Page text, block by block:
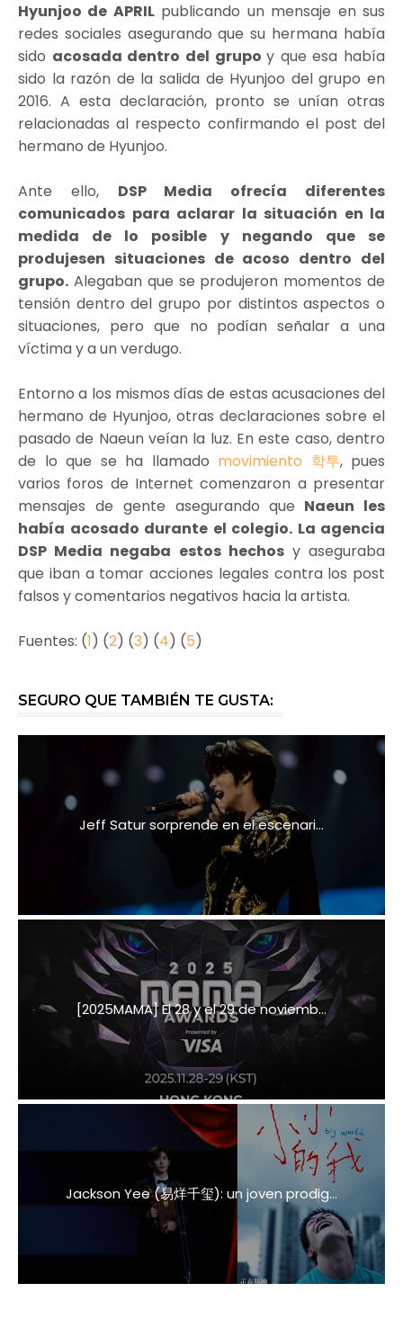
Hyunjoo de APRILpublicando un mensaje en sus
redes sociales asegurando que su hermana había
sido acosada dentro del grupoy que esa había
sido la razón de la salida de Hyunjoo del grupo en
2016. A esta declaración, pronto se unían otras
relacionadas al respecto confirmando el post del
hermano de Hyunjoo.
Ante ello, DSP Media ofrecía diferentes
comunicados para aclarar la situación en la
medida de lo posible y negando que se
produjesen situaciones de acoso dentro del
grupo. Alegaban que se produjeron momentos de
tensión dentro del grupo por distintos aspectos o
situaciones, pero que no podían señalar a una
víctima y a un verdugo.
Entorno a los mismos días de estas acusaciones del
hermano de Hyunjoo, otras declaraciones sobre el
pasado de Naeun veían la luz. En este caso, dentro
de lo que se ha llamado movimiento 학투, pues
varios foros de Internet comenzaron a presentar
mensajes de gente asegurando que Naeun les
había acosado durante el colegio. La agencia
DSP Media negaba estos hechosy aseguraba
que iban a tomar acciones legales contra los post
falsos y comentarios negativos hacia la artista.
Fuentes: (1) (2) (3) (4) (5)
SEGURO QUE TAMBIÉN TE GUSTA:
Jeff Satur sorprende en el escenari...
[2025MAMA] El 28 y el 29 de noviemb...
Jackson Yee (易烊千玺): un joven prodig...